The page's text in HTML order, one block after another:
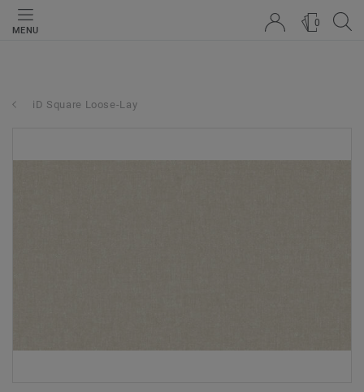
MENU
0
iD Square Loose-Lay